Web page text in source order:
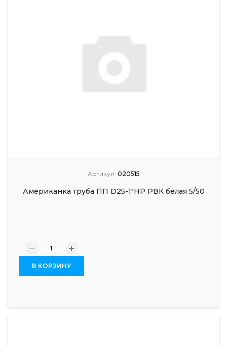
Артикул: 020515
Американка труба ПП D25-1"НР РВК белая 5/50
- +
В КОРЗИНУ